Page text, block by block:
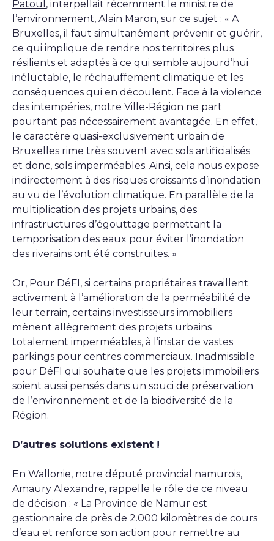
Patoul , interpellait récemment le ministre de
l’environnement, Alain Maron, sur ce sujet : « A
Bruxelles, il faut simultanément prévenir et guérir,
ce qui implique de rendre nos territoires plus
résilients et adaptés à ce qui semble aujourd’hui
inéluctable, le réchauffement climatique et les
conséquences qui en découlent. Face à la violence
des intempéries, notre Ville-Région ne part
pourtant pas nécessairement avantagée. En effet,
le caractère quasi-exclusivement urbain de
Bruxelles rime très souvent avec sols artificialisés
et donc, sols imperméables. Ainsi, cela nous expose
indirectement à des risques croissants d’inondation
au vu de l’évolution climatique. En parallèle de la
multiplication des projets urbains, des
infrastructures d’égouttage permettant la
temporisation des eaux pour éviter l’inondation
des riverains ont été construites. »
Or, Pour DéFI, si certains propriétaires travaillent
activement à l’amélioration de la perméabilité de
leur terrain, certains investisseurs immobiliers
mènent allègrement des projets urbains
totalement imperméables, à l’instar de vastes
parkings pour centres commerciaux. Inadmissible
pour DéFI qui souhaite que les projets immobiliers
soient aussi pensés dans un souci de préservation
de l’environnement et de la biodiversité de la
Région.
D’autres solutions existent !
En Wallonie, notre député provincial namurois,
Amaury Alexandre, rappelle le rôle de ce niveau
de décision : « La Province de Namur est
gestionnaire de près de 2.000 kilomètres de cours
d’eau et renforce son action pour remettre au